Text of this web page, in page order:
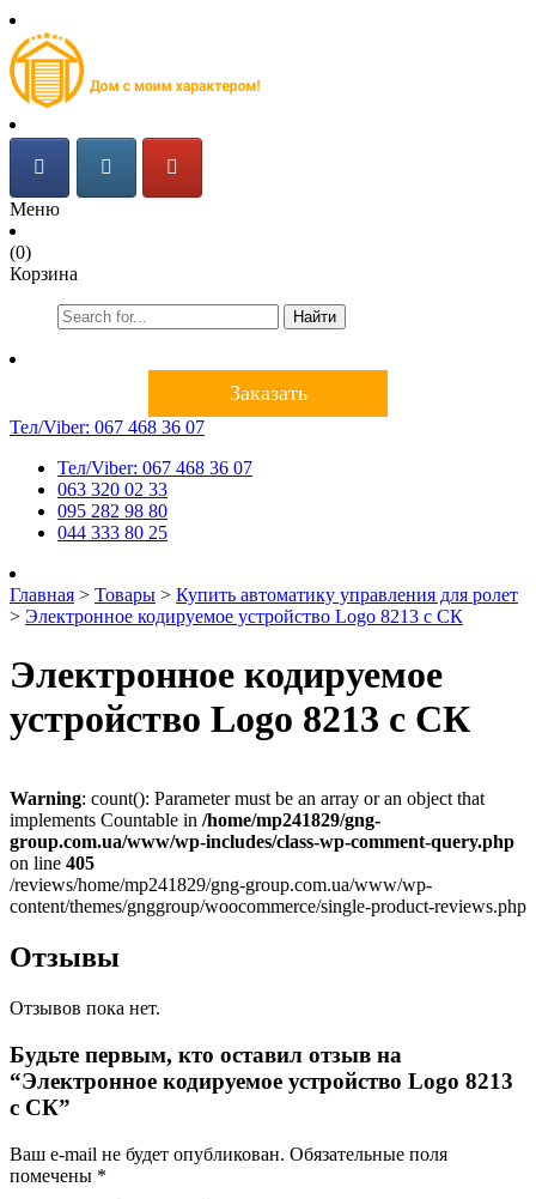
Меню
(0)
Корзина
Найти
Заказать
Тел/Viber: 067 468 36 07
Тел/Viber: 067 468 36 07
063 320 02 33
095 282 98 80
044 333 80 25
Главная > Товары > Купить автоматику управления для ролет
> Электронное кодируемое устройство Logo 8213 с СК
Электронное кодируемое
устройство Logo 8213 с СК
Warning: count(): Parameter must be an array or an object that
implements Countable in /home/mp241829/gng-
group.com.ua/www/wp-includes/class-wp-comment-query.php
on line 405
/reviews/home/mp241829/gng-group.com.ua/www/wp-
content/themes/gnggroup/woocommerce/single-product-reviews.php
Отзывы
Отзывов пока нет.
Будьте первым, кто оставил отзыв на
“Электронное кодируемое устройство Logo 8213
с СК”
Ваш e-mail не будет опубликован. Обязательные поля
помечены *